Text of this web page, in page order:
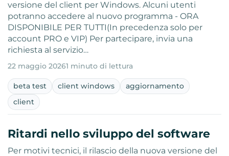
versione del client per Windows. Alcuni utenti
potranno accedere al nuovo programma - ORA
DISPONIBILE PER TUTTI(In precedenza solo per
account PRO e VIP) Per partecipare, invia una
richiesta al servizio…
22 maggio 20261 minuto di lettura
beta test client windows
aggiornamento
client
Ritardi nello sviluppo del software
Per motivi tecnici, il rilascio della nuova versione del